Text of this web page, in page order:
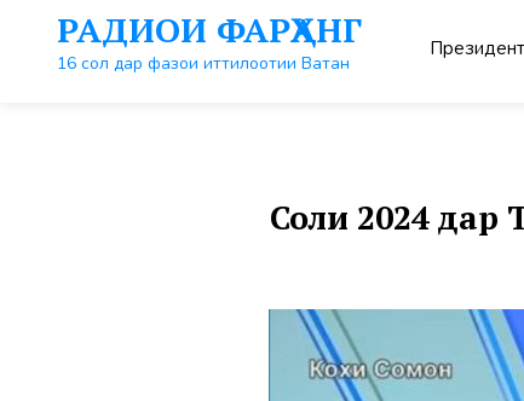
контенту
РАДИОИ ФАРҲАНГ
16 сол дар фазои иттилоотии Ватан
Президент
Соли 2024 дар